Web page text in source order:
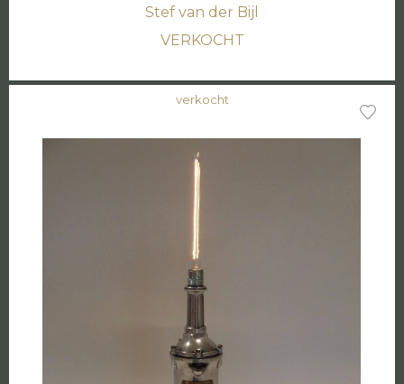
Stef van der Bijl
VERKOCHT
verkocht